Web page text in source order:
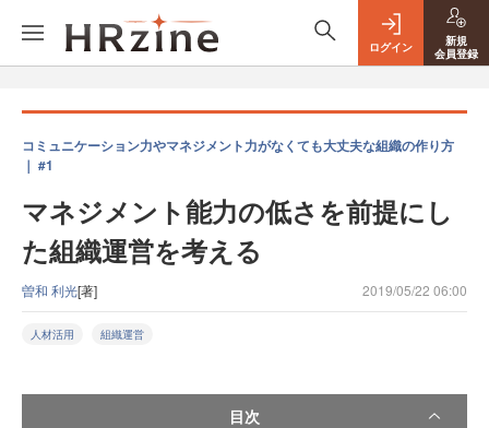
ログイン
新規
会員登録
コミュニケーション力やマネジメント力がなくても大丈夫な組織の作り方
｜ #1
マネジメント能力の低さを前提にし
た組織運営を考える
曽和 利光[著] 2019/05/22 06:00
人材活用 組織運営
目次